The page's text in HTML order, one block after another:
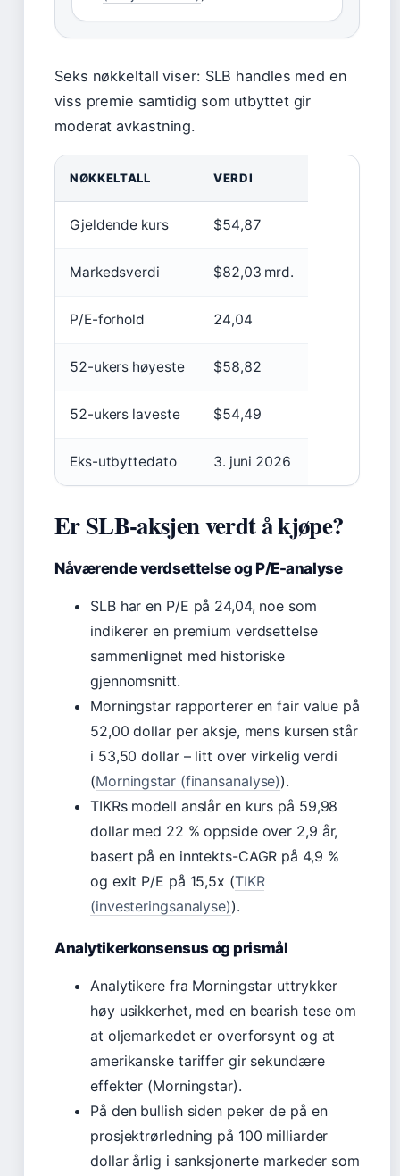
Seks nøkkeltall viser: SLB handles med en
viss premie samtidig som utbyttet gir
moderat avkastning.
NØKKELTALL VERDI
Gjeldende kurs $54,87
Markedsverdi $82,03 mrd.
P/E-forhold 24,04
52-ukers høyeste $58,82
52-ukers laveste $54,49
Eks-utbyttedato 3. juni 2026
Er SLB-aksjen verdt å kjøpe?
Nåværende verdsettelse og P/E-analyse
SLB har en P/E på 24,04, noe som
indikerer en premium verdsettelse
sammenlignet med historiske
gjennomsnitt.
Morningstar rapporterer en fair value på
52,00 dollar per aksje, mens kursen står
i 53,50 dollar – litt over virkelig verdi
(Morningstar (finansanalyse)).
TIKRs modell anslår en kurs på 59,98
dollar med 22 % oppside over 2,9 år,
basert på en inntekts-CAGR på 4,9 %
og exit P/E på 15,5x (TIKR
(investeringsanalyse)).
Analytikerkonsensus og prismål
Analytikere fra Morningstar uttrykker
høy usikkerhet, med en bearish tese om
at oljemarkedet er overforsynt og at
amerikanske tariffer gir sekundære
effekter (Morningstar).
På den bullish siden peker de på en
prosjektrørledning på 100 milliarder
dollar årlig i sanksjonerte markeder som